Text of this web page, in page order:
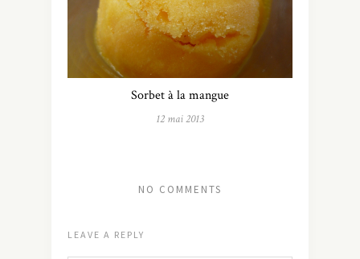
Sorbet à la mangue
12 mai 2013
NO COMMENTS
LEAVE A REPLY